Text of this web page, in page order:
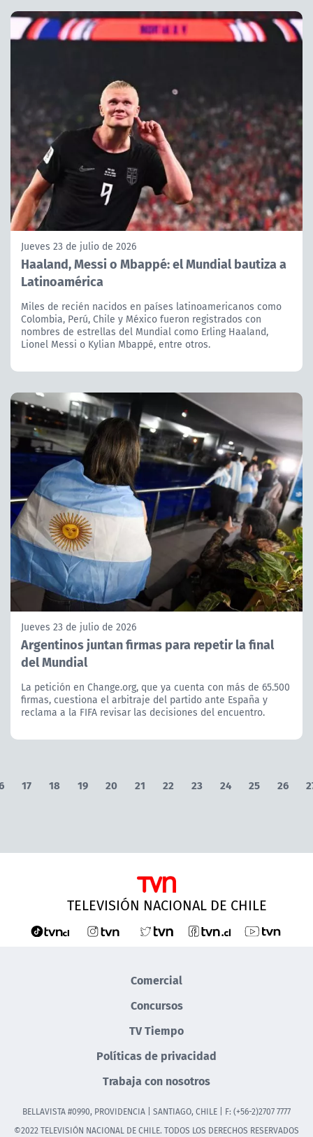
Jueves 23 de julio de 2026
Haaland, Messi o Mbappé: el Mundial bautiza a
Latinoamérica
Miles de recién nacidos en países latinoamericanos como
Colombia, Perú, Chile y México fueron registrados con
nombres de estrellas del Mundial como Erling Haaland,
Lionel Messi o Kylian Mbappé, entre otros.
Jueves 23 de julio de 2026
Argentinos juntan firmas para repetir la final
del Mundial
La petición en Change.org, que ya cuenta con más de 65.500
firmas, cuestiona el arbitraje del partido ante España y
reclama a la FIFA revisar las decisiones del encuentro.
17 18 19 20 21 22 23 24 25 26
TELEVISIÓN NACIONAL DE CHILE
Comercial
Concursos
TV Tiempo
Políticas de privacidad
Trabaja con nosotros
BELLAVISTA #0990, PROVIDENCIA | SANTIAGO, CHILE | F: (+56-2)2707 7777
©2022 TELEVISIÓN NACIONAL DE CHILE. TODOS LOS DERECHOS RESERVADOS